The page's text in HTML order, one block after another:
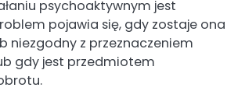
psychoaktywnym jest
pojawia się, gdy zostaje ona
niezgodny z przeznaczeniem
gdy jest przedmiotem